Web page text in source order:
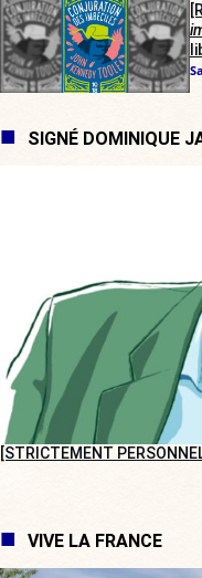
SIGNÉ DOMINIQUE
[STRICTEMENT
VIVE LA FRANCE